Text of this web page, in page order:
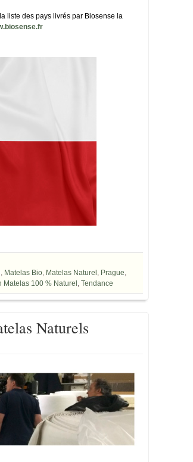
liste des pays livrés par Biosense la
, Matelas Bio, Matelas Naturel , Prague,
Matelas 100 % Naturel , Tendance
Naturels